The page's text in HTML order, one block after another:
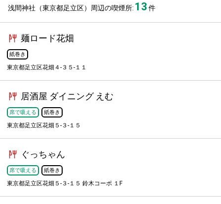
浅間神社（東京都足立区）周辺の喫煙所: 13 件
麺ロード花畑
紙巻き
東京都足立区花畑４-３５-１１
居酒屋 ダイニング えむ
席で吸える 紙巻き
東京都足立区花畑５-３-１５
ぐっちゃん
席で吸える 紙巻き
東京都足立区花畑５-３-１５ 鈴木コーポ １F